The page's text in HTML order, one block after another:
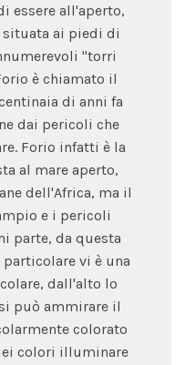
essere all'aperto,
situata ai piedi di
"torri
è chiamato il
di anni fa
dai pericoli che
Forio infatti è la
al mare aperto,
dell'Africa, ma il
e i pericoli
parte, da questa
vi è una
dall'alto lo
può ammirare il
colorato
colori illuminare